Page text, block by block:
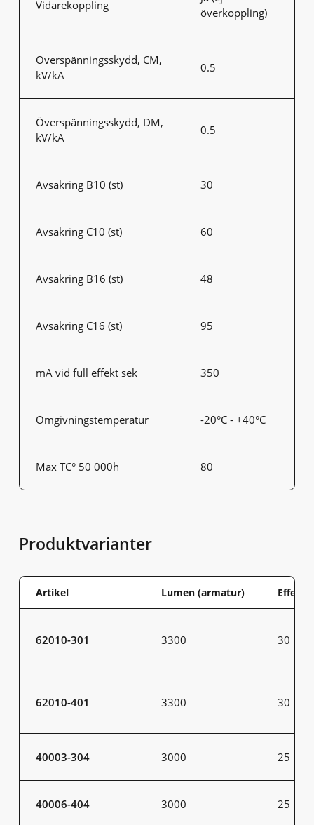
Vidarekoppling
överkoppling)
Överspänningsskydd, CM,
kV/kA
0.5
Överspänningsskydd, DM,
kV/kA
0.5
Avsäkring B10 (st) 30
Avsäkring C10 (st) 60
Avsäkring B16 (st) 48
Avsäkring C16 (st) 95
mA vid full effekt sek 350
Omgivningstemperatur -20°C - +40°C
Max TC° 50 000h 80
Produktvarianter
Artikel Lumen (armatur) Effekt
62010-301 3300 30
62010-401 3300 30
40003-304 3000 25
40006-404 3000 25